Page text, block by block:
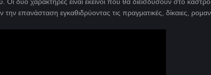
επανάσταση εγκαθιδρύοντας τις πραγματικές, δίκαιες,